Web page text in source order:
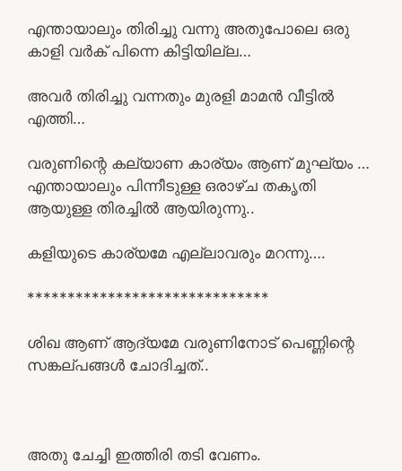
എന്തായാലും തിരിച്ചു വന്നു അതുപോലെ ഒരു
കാളി വർക് പിന്നെ കിട്ടിയില്ല…
അവർ തിരിച്ചു വന്നതും മുരളി മാമൻ വീട്ടിൽ
എത്തി…
വരുണിന്റെ കല്യാണ കാര്യം ആണ് മുഘ്യം …
എന്തായാലും പിന്നീടുള്ള ഒരാഴ്‌ച തകൃതി
ആയുള്ള തിരച്ചിൽ ആയിരുന്നു..
കളിയുടെ കാര്യമേ എല്ലാവരും മറന്നു….
******************************
ശിഖ ആണ് ആദ്യമേ വരുണിനോട് പെണ്ണിന്റെ
സങ്കല്പങ്ങൾ ചോദിച്ചത്..
അതു ചേച്ചി ഇത്തിരി തടി വേണം.